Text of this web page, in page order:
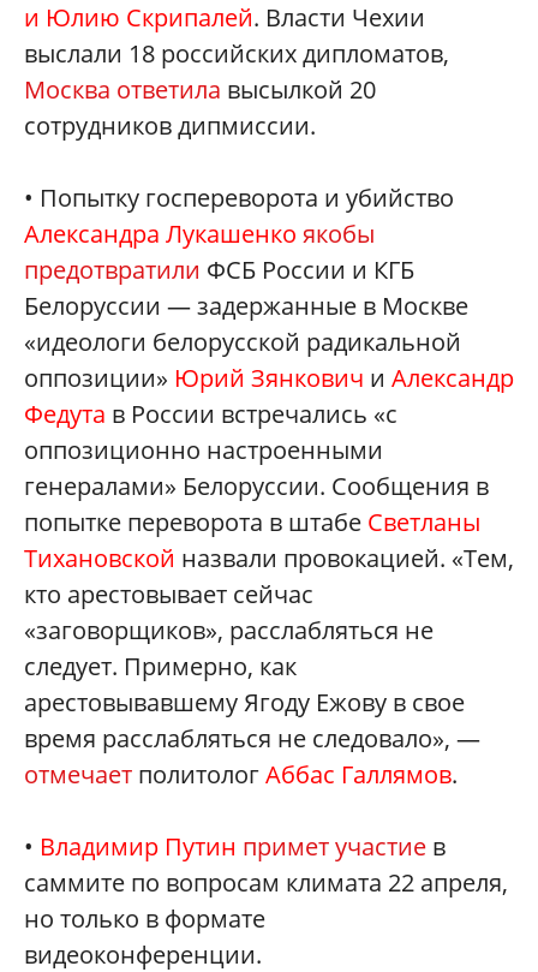
и Юлию Скрипалей. Власти Чехии
выслали 18 российских дипломатов,
Москва ответила высылкой 20
сотрудников дипмиссии.
• Попытку госпереворота и убийство
Александра Лукашенко якобы
предотвратили ФСБ России и КГБ
Белоруссии — задержанные в Москве
«идеологи белорусской радикальной
оппозиции» Юрий Зянкович и Александр
Федута в России встречались «с
оппозиционно настроенными
генералами» Белоруссии. Сообщения в
попытке переворота в штабе Светланы
Тихановской назвали провокацией. «Тем,
кто арестовывает сейчас
«заговорщиков», расслабляться не
следует. Примерно, как
арестовывавшему Ягоду Ежову в свое
время расслабляться не следовало», —
отмечает политологАббас Галлямов.
• Владимир Путин примет участие в
саммите по вопросам климата 22 апреля,
но только в формате
видеоконференции.